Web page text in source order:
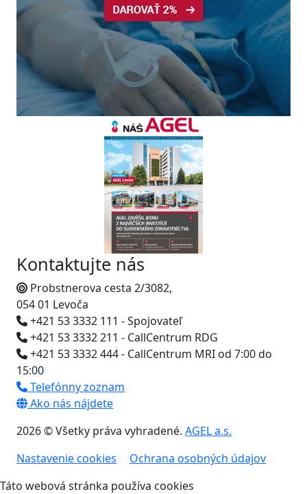
Kontaktujte nás
Probstnerova cesta 2/3082,
054 01 Levoča
+421 53 3332 111 - Spojovateľ
+421 53 3332 211 - CallCentrum RDG
+421 53 3332 444 - CallCentrum MRI od 7:00 do
15:00
Telefónny zoznam
Ako nás nájdete
2026 © Všetky práva vyhradené. AGEL a.s.
Nastavenie cookies
Ochrana osobných údajov
Táto webová stránka používa cookies